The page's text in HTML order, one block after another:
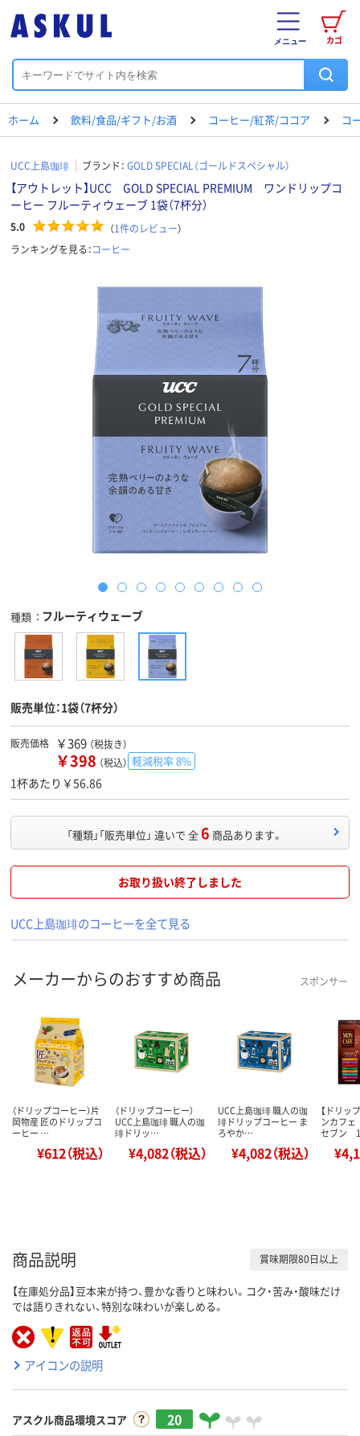
カゴ
メニュー
ホーム 飲料/食品/ギフト/お酒 コーヒー/紅茶/ココア コ
UCC上島珈琲 ブランド： GOLD SPECIAL（ゴールドスペシャル）
【アウトレット】UCC GOLD SPECIAL PREMIUM ワンドリップコ
ーヒー フルーティウェーブ 1袋（7杯分）
5.0 （1件のレビュー）
ランキングを見る：コーヒー
種類 フルーティウェーブ
販売単位：1袋（7杯分）
販売価格 ￥369 （税抜き）
￥398 （税込） 軽減税率 8%
1杯あたり￥56.86
「種類」「販売単位」 違いで 全6 商品あります。
お取り扱い終了しました
UCC上島珈琲のコーヒーを全て見る
メーカーからのおすすめ商品 スポンサー
（ドリップコーヒー）片
岡物産 匠のドリップコ
ーヒー …
¥612（税込）
（ドリップコーヒー）
UCC上島珈琲 職人の珈
琲ドリッ…
¥4,082（税込）
UCC上島珈琲 職人の珈
琲ドリップコーヒー ま
ろやか…
¥4,082（税込）
【ドリッ
ンカフ
セブン
商品説明 賞味期限80日以上
【在庫処分品】豆本来が持つ、豊かな香りと味わい。コク・苦み・酸味だけ
では語りきれない、特別な味わいが楽しめる。
アイコンの説明
アスクル商品環境スコア 20